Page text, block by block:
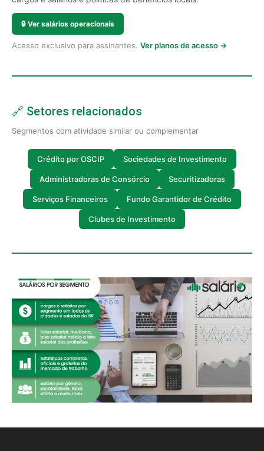
🔒 Ver salários operacionais
Acesso exclusivo para assinantes. Ver planos de acesso →
🔗 Setores relacionados
Segmentos com atividade similar ou complementar
Crédito por OSCIP Sociedades de Investimento
Administradoras de Consórcio Securitizadoras
Serviços Financeiros Fundo Garantidor de Crédito
Clubes de Investimento